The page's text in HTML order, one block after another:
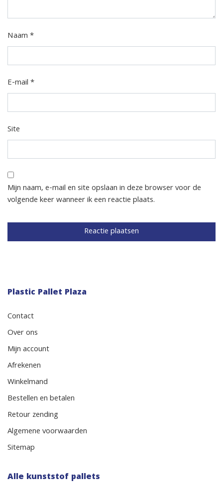
Naam*
E-mail*
Site
Mijn naam, e-mail en site opslaan in deze browser voor de
volgende keer wanneer ik een reactie plaats.
Plastic Pallet Plaza
Contact
Over ons
Mijn account
Afrekenen
Winkelmand
Bestellen en betalen
Retour zending
Algemene voorwaarden
Sitemap
Alle kunststof pallets